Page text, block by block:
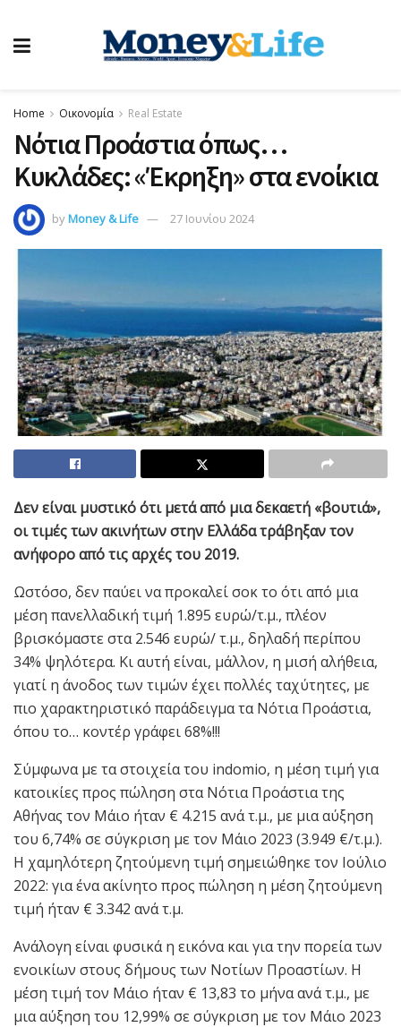
Home Οικονομία Real Estate
Νότια Προάστια όπως…
Κυκλάδες: «Έκρηξη» στα ενοίκια
byMoney & Life 27 Ιουνίου 2024
Δεν είναι μυστικό ότι μετά από μια δεκαετή «βουτιά»,
οι τιμές των ακινήτων στην Ελλάδα τράβηξαν τον
ανήφορο από τις αρχές του 2019.
Ωστόσο, δεν παύει να προκαλεί σοκ το ότι από μια
μέση πανελλαδική τιμή 1.895 ευρώ/τ.μ., πλέον
βρισκόμαστε στα 2.546 ευρώ/ τ.μ., δηλαδή περίπου
34% ψηλότερα. Κι αυτή είναι, μάλλον, η μισή αλήθεια,
γιατί η άνοδος των τιμών έχει πολλές ταχύτητες, με
πιο χαρακτηριστικό παράδειγμα τα Νότια Προάστια,
όπου το… κοντέρ γράφει 68%!!!
Σύμφωνα με τα στοιχεία του indomio, η μέση τιμή για
κατοικίες προς πώληση στα Νότια Προάστια της
Αθήνας τον Μάιο ήταν € 4.215 ανά τ.μ., με μια αύξηση
του 6,74% σε σύγκριση με τον Μάιο 2023 (3.949 €/τ.μ.).
Η χαμηλότερη ζητούμενη τιμή σημειώθηκε τον Ιούλιο
2022: για ένα ακίνητο προς πώληση η μέση ζητούμενη
τιμή ήταν € 3.342 ανά τ.μ.
Ανάλογη είναι φυσικά η εικόνα και για την πορεία των
ενοικίων στους δήμους των Νοτίων Προαστίων. Η
μέση τιμή τον Μάιο ήταν € 13,83 το μήνα ανά τ.μ., με
μια αύξηση του 12,99% σε σύγκριση με τον Μάιο 2023